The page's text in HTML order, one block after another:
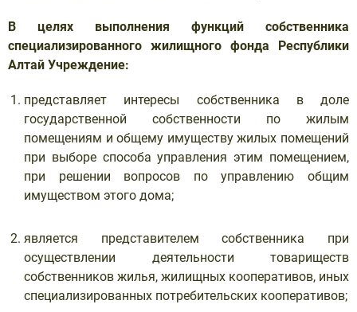
В целях выполнения функций собственника
специализированного жилищного фонда Республики
Алтай Учреждение:
представляет интересы собственника в доле
государственной собственности по жилым
помещениям и общему имуществу жилых помещений
при выборе способа управления этим помещением,
при решении вопросов по управлению общим
имуществом этого дома;
является представителем собственника при
осуществлении деятельности товариществ
собственников жилья, жилищных кооперативов, иных
специализированных потребительских кооперативов;